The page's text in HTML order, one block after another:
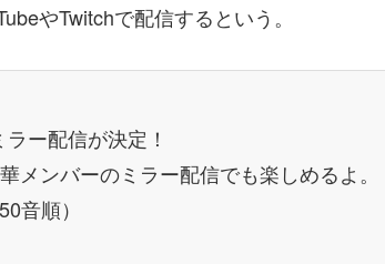
やTwitchで配信するという。
ー配信が決定！
メンバーのミラー配信でも楽しめるよ。
音順）